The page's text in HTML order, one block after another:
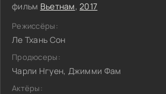
фильм Вьетнам,2017
Режиссёры:
Ле Тхань Сон
Продюсеры:
Чарли Нгуен, Джимми Фам
Актёры: